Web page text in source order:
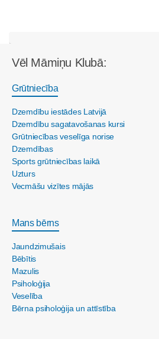
Vēl Māmiņu Klubā:
Grūtniecība
Dzemdību iestādes Latvijā
Dzemdību sagatavošanas kursi
Grūtniecības veselīga norise
Dzemdības
Sports grūtniecības laikā
Uzturs
Vecmāšu vizītes mājās
Mans bērns
Jaundzimušais
Bēbītis
Mazulis
Psiholoģija
Veselība
Bērna psiholoģija un attīstība